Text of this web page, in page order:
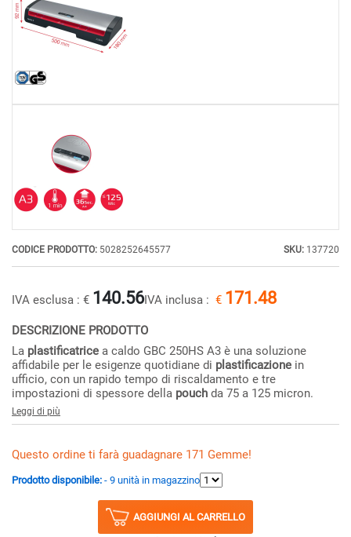
CODICE PRODOTTO: 5028252645577 SKU: 137720
IVA esclusa : € 140.56IVA inclusa : € 171.48
DESCRIZIONE PRODOTTO
La plastificatrice a caldo GBC 250HS A3 è una soluzione
affidabile per le esigenze quotidiane di plastificazione in
ufficio, con un rapido tempo di riscaldamento e tre
impostazioni di spessore della pouch da 75 a 125 micron.
Leggi di più
Questo ordine ti farà guadagnare 171 Gemme!
Prodotto disponibile: - 9 unità in magazzino
AGGIUNGI AL CARRELLO